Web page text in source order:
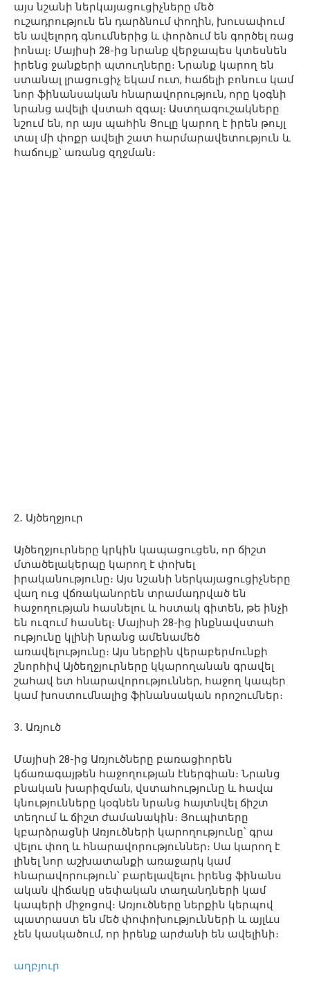
այս նշանի ներկայացուցիչները մեծ
ուշադրություն են դարձնում փողին, խուսափում
են ավելորդ գնումներից և փորձում են գործել ռաց
իոնալ։ Մայիսի 28-ից նրանք վերջապես կտեսնեն
իրենց ջանքերի պտուղները։ Նրանք կարող են
ստանալ լրացուցիչ եկամ ուտ, հաճելի բոնուս կամ
նոր ֆինանսական հնարավորություն, որը կօգնի
նրանց ավելի վստահ զգալ։ Աստղագուշակները
նշում են, որ այս պահին Ցուլը կարող է իրեն թույլ
տալ մի փոքր ավելի շատ հարմարավետություն և
հաճույք՝ առանց զղջման։
2․ Այծեղջյուր
Այծեղջյուրները կրկին կապացուցեն, որ ճիշտ
մտածելակերպը կարող է փոխել
իրականությունը։ Այս նշանի ներկայացուցիչները
վաղ ուց վճռականորեն տրամադրված են
հաջողության հասնելու և հստակ գիտեն, թե ինչի
են ուզում հասնել։ Մայիսի 28-ից ինքնավստահ
ությունը կլինի նրանց ամենամեծ
առավելությունը։ Այս ներքին վերաբերմունքի
շնորհիվ Այծեղջյուրները կկարողանան գրավել
շահավ ետ հնարավորություններ, հաջող կապեր
կամ խոստումնալից ֆինանսական որոշումներ։
3․ Առյուծ
Մայիսի 28-ից Առյուծները բառացիորեն
կճառագայթեն հաջողության էներգիան։ Նրանց
բնական խարիզման, վստահությունը և հավա
կնությունները կօգնեն նրանց հայտնվել ճիշտ
տեղում և ճիշտ ժամանակին։ Յուպիտերը
կբարձրացնի Առյուծների կարողությունը՝ գրա
վելու փող և հնարավորություններ։ Սա կարող է
լինել նոր աշխատանքի առաջարկ կամ
հնարավորություն՝ բարելավելու իրենց ֆինանս
ական վիճակը սեփական տաղանդների կամ
կապերի միջոցով։ Առյուծները ներքին կերպով
պատրաստ են մեծ փոփոխությունների և այլևս
չեն կասկածում, որ իրենք արժանի են ավելինի։
աղբյուր